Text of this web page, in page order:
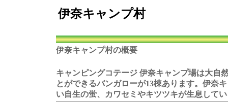
伊奈キャンプ村
伊奈キャンプ村の概要
キャンピングコテージ 伊奈キャンプ場は大自
とができるバンガローが13棟あります。 伊奈
い自生の蛍、カワセミやキツツキが生息して